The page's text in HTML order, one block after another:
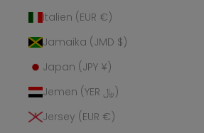
Italien (EUR €)
Jamaika (JMD $)
Japan (JPY ¥)
Jemen (YER ﷼)
Jersey (EUR €)